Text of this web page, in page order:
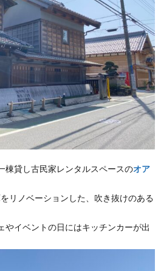
棟貸し古民家レンタルスペースのオア
リノベーションした、吹き抜けのある
やイベントの日にはキッチンカーが出